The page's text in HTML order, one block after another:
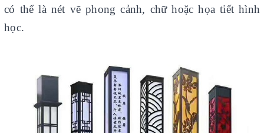
có thể là nét vẽ phong cảnh, chữ hoặc họa tiết hình
học.